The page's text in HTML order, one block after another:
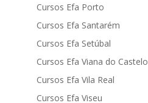
Cursos Efa Porto
Cursos Efa Santarém
Cursos Efa Setúbal
Cursos Efa Viana do Castelo
Cursos Efa Vila Real
Cursos Efa Viseu